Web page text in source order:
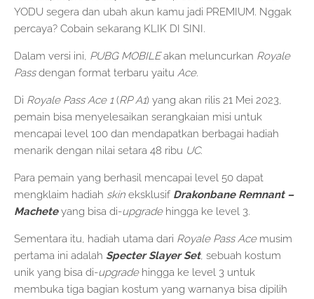
YODU segera dan ubah akun kamu jadi PREMIUM. Nggak
percaya? Cobain sekarang KLIK DI SINI.
Dalam versi ini, PUBG MOBILEakan meluncurkan Royale
Passdengan format terbaru yaitu Ace.
Di Royale Pass Ace 1 (RP A1) yang akan rilis 21 Mei 2023,
pemain bisa menyelesaikan serangkaian misi untuk
mencapai level 100 dan mendapatkan berbagai hadiah
menarik dengan nilai setara 48 ribu UC.
Para pemain yang berhasil mencapai level 50 dapat
mengklaim hadiah skin eksklusif Drakonbane Remnant –
Machete yang bisa di-upgradehingga ke level 3.
Sementara itu, hadiah utama dari Royale Pass Ace musim
pertama ini adalah Specter Slayer Set, sebuah kostum
unik yang bisa di-upgradehingga ke level 3 untuk
membuka tiga bagian kostum yang warnanya bisa dipilih